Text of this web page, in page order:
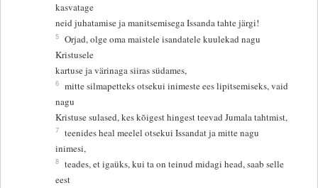
kasvatage
neid juhatamise ja manitsemisega Issanda tahte järgi!
5 Orjad, olge oma maistele isandatele kuulekad nagu
Kristusele
kartuse ja värinaga siiras südames,
6 mitte silmapetteks otsekui inimeste ees lipitsemiseks, vaid
nagu
Kristuse sulased, kes kõigest hingest teevad Jumala tahtmist,
7 teenides heal meelel otsekui Issandat ja mitte nagu
inimesi,
8 teades, et igaüks, kui ta on teinud midagi head, saab selle
eest